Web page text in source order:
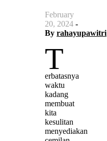
February
20, 2024 -
By rahayupawitri
T
erbatasnya
waktu
kadang
membuat
kita
kesulitan
menyediakan